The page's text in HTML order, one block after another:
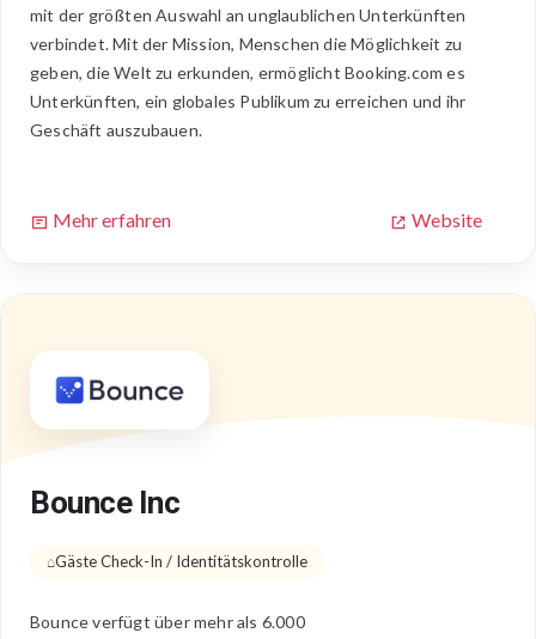
mit der größten Auswahl an unglaublichen Unterkünften
verbindet. Mit der Mission, Menschen die Möglichkeit zu
geben, die Welt zu erkunden, ermöglicht Booking.com es
Unterkünften, ein globales Publikum zu erreichen und ihr
Geschäft auszubauen.
Mehr erfahren Website
Bounce Inc
Gäste Check-In / Identitätskontrolle
Bounce verfügt über mehr als 6.000